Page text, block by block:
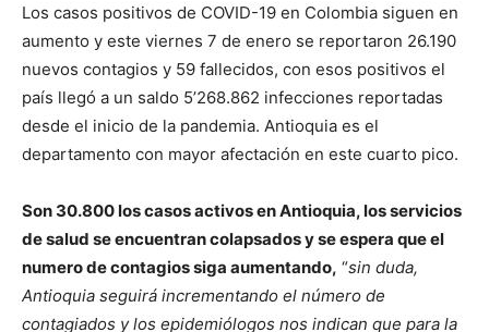
Los casos positivos de COVID-19 en Colombia siguen en
aumento y este viernes 7 de enero se reportaron 26.190
nuevos contagios y 59 fallecidos, con esos positivos el
país llegó a un saldo 5’268.862 infecciones reportadas
desde el inicio de la pandemia. Antioquia es el
departamento con mayor afectación en este cuarto pico.
Son 30.800 los casos activos en Antioquia, los servicios
de salud se encuentran colapsados y se espera que el
numero de contagios siga aumentando, “sin duda,
Antioquia seguirá incrementando el número de
contagiados y los epidemiólogos nos indican que para la